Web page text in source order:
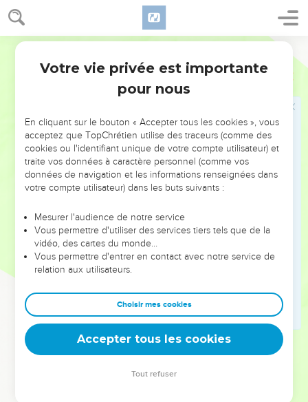
Apocalypse 18
cause de sa chute ! Parce qu’en la condamnant, Dieu a
tranché en votre faveur et vous a fait pleinement justice.
Alors, un ange vigoureux prit une pierre de la taille d’une
grosse meule et la jeta dans la mer en disant : — Ainsi, d’un
seul coup, sera précipitée Babylone, la majestueuse capitale,
et sa trace sera perdue à jamais ! —
des harpistes et des chanteurs ! Ni flûte ni trompette ne
résonnera plus dans tes murs ! Jamais plus l’on n’y verra ni
artiste ni ouvrier d’aucun métier ! Le bruit de la meule se
taira pour toujours.
fiancée ne feront plus entendre leurs chants de joie. Tout
cela arrivera parce que tes marchands étaient devenus les
maîtres du monde, parce que les magnats de la terre
commerçaient avec toi. Par tes sortilèges, tu as égaré toutes
la raison.
Aussi est-ce là qu’on a vu couler le sang des prophètes et
de ceux qui appartiennent à Dieu, là que furent immolés
tous ceux qui sont morts en martyrs sur la terre.
Votre vie privée est importante
pour nous
En cliquant sur le bouton « Accepter tous les cookies », vous
acceptez que TopChrétien utilise des traceurs (comme des
cookies ou l'identifiant unique de votre compte utilisateur) et
traite vos données à caractère personnel (comme vos
données de navigation et les informations renseignées dans
votre compte utilisateur) dans les buts suivants :
Mesurer l'audience de notre service
Vous permettre d'utiliser des services tiers tels que de la
vidéo, des cartes du monde…
Vous permettre d'entrer en contact avec notre service de
relation aux utilisateurs.
Choisir mes cookies
Accepter tous les cookies
Tout refuser